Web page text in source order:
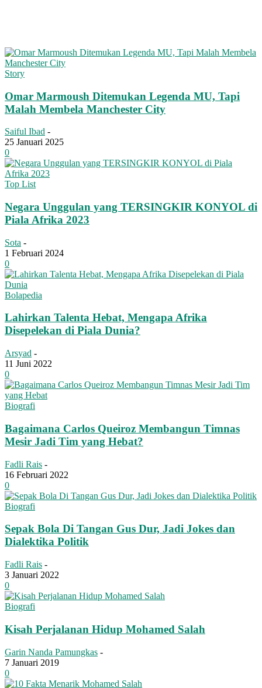
Story
Omar Marmoush Ditemukan Legenda MU, Tapi
Malah Membela Manchester City
Saiful Ibad -
25 Januari 2025
0
Top List
Negara Unggulan yang TERSINGKIR KONYOL di
Piala Afrika 2023
Sota -
1 Februari 2024
0
Bolapedia
Lahirkan Talenta Hebat, Mengapa Afrika
Disepelekan di Piala Dunia?
Arsyad -
11 Juni 2022
0
Biografi
Bagaimana Carlos Queiroz Membangun Timnas
Mesir Jadi Tim yang Hebat?
Fadli Rais -
16 Februari 2022
0
Biografi
Sepak Bola Di Tangan Gus Dur, Jadi Jokes dan
Dialektika Politik
Fadli Rais -
3 Januari 2022
0
Biografi
Kisah Perjalanan Hidup Mohamed Salah
Garin Nanda Pamungkas -
7 Januari 2019
0